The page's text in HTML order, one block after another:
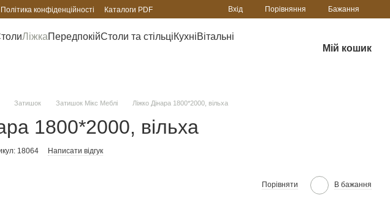
Політика конфіденційності Каталоги PDF Вхід Порівняння Бажання
ЛіжкаПередпокійСтоли та стільціКухніВітальні
Мій кошик
Затишок Затишок Мікс Меблі Ліжко Дінара 1800*2000, вільха
1800*2000, вільха
18064 Написати відгук
Порівняти В бажання